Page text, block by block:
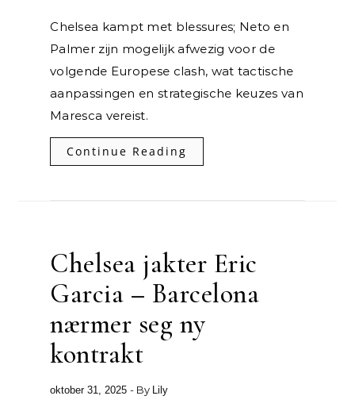
Chelsea kampt met blessures; Neto en
Palmer zijn mogelijk afwezig voor de
volgende Europese clash, wat tactische
aanpassingen en strategische keuzes van
Maresca vereist.
Continue Reading
Chelsea jakter Eric
Garcia – Barcelona
nærmer seg ny
kontrakt
oktober 31, 2025 - By Lily